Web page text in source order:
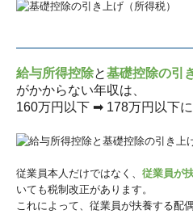
給与所得控除と基礎控除の引
がかからない年収は、
160万円以下 ➡ 178万円以下
従業員本人だけではなく、 従業員が
いても税制改正があります。
これによって、従業員が扶養する配